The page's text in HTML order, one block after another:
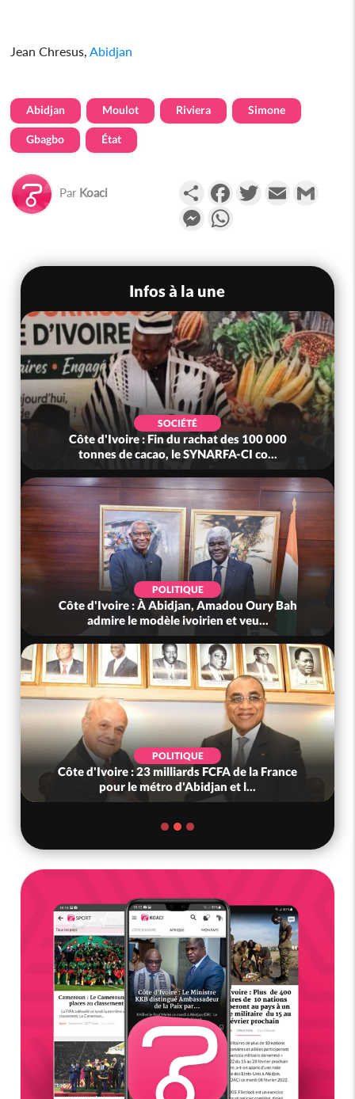
Jean Chresus,Abidjan
Abidjan Moulot Riviera Simone
Gbagbo État
Par Koaci PartagerFacebookTwitterEmail
Messenger
Infos à la une
SOCIÉTÉ
Côte d'Ivoire : Fin du rachat des 100 000
tonnes de cacao, le SYNARFA-CI co...
POLITIQUE
Côte d'Ivoire : À Abidjan, Amadou Oury Bah
admire le modèle ivoirien et veu...
POLITIQUE
Côte d'Ivoire : 23 milliards FCFA de la France
pour le métro d'Abidjan et l...